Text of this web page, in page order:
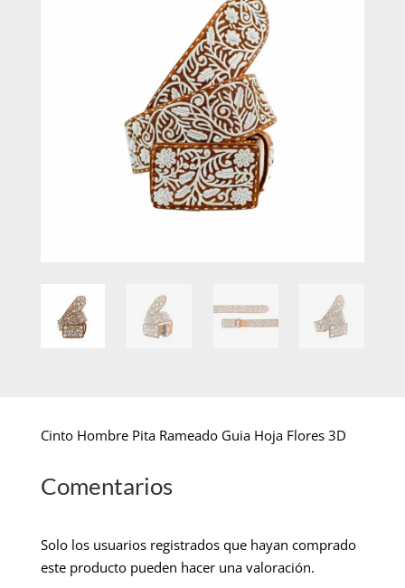
Cinto Hombre Pita Rameado Guia Hoja Flores 3D
Comentarios
Solo los usuarios registrados que hayan comprado
este producto pueden hacer una valoración.